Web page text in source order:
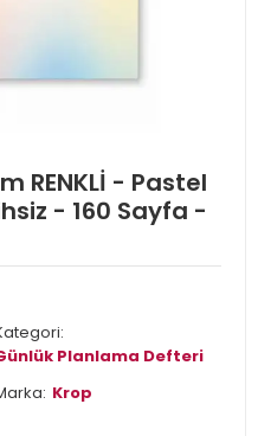
RENKLİ - Pastel
- 160 Sayfa -
Planlama Defteri
Krop